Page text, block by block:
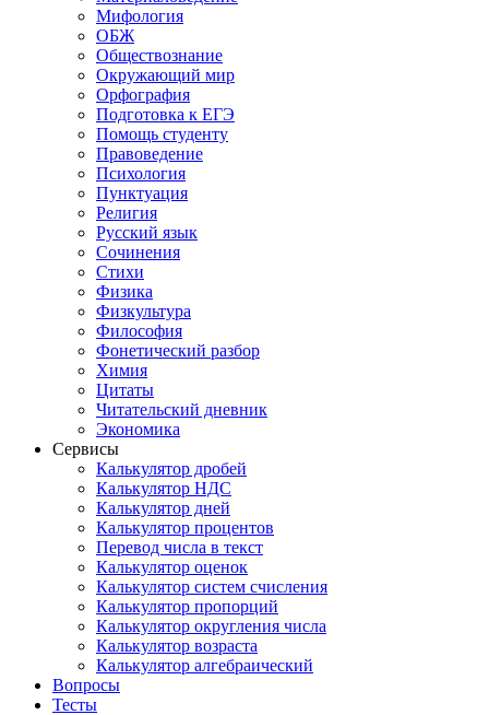
Мифология
ОБЖ
Обществознание
Окружающий мир
Орфография
Подготовка к ЕГЭ
Помощь студенту
Правоведение
Психология
Пунктуация
Религия
Русский язык
Сочинения
Стихи
Физика
Физкультура
Философия
Фонетический разбор
Химия
Цитаты
Читательский дневник
Экономика
Сервисы
Калькулятор дробей
Калькулятор НДС
Калькулятор дней
Калькулятор процентов
Перевод числа в текст
Калькулятор оценок
Калькулятор систем счисления
Калькулятор пропорций
Калькулятор округления числа
Калькулятор возраста
Калькулятор алгебраический
Вопросы
Тесты